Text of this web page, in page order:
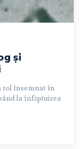
și
rol însemnat în
la înfăptuirea